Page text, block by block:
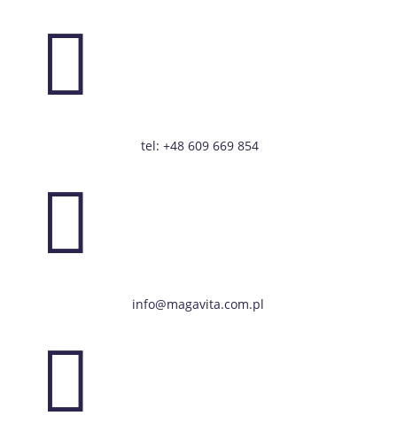

tel: +48 609 669 854

info@magavita.com.pl
